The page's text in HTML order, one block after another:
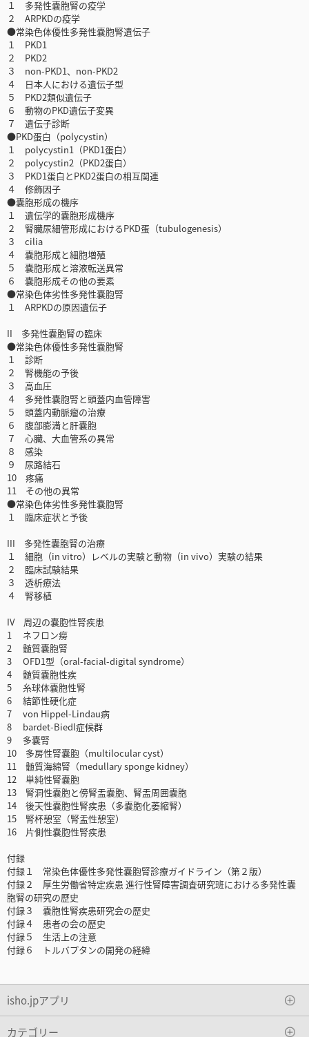
１ 多発性嚢胞腎の疫学
２ ARPKDの疫学
●常染色体優性多発性嚢胞腎遺伝子
１ PKD1
２ PKD2
３ non-PKD1、non-PKD2
４ 日本人における遺伝子型
５ PKD2類似遺伝子
６ 動物のPKD遺伝子変異
７ 遺伝子診断
●PKD蛋白（polycystin）
１ polycystin1（PKD1蛋白）
２ polycystin2（PKD2蛋白）
３ PKD1蛋白とPKD2蛋白の相互関連
４ 修飾因子
●嚢胞形成の機序
１ 遺伝学的嚢胞形成機序
２ 腎臓尿細管形成におけるPKD蛋（tubulogenesis）
３ cilia
４ 嚢胞形成と細胞増殖
５ 嚢胞形成と溶液転送異常
６ 嚢胞形成その他の要素
●常染色体劣性多発性嚢胞腎
１ ARPKDの原因遺伝子
II 多発性嚢胞腎の臨床
●常染色体優性多発性嚢胞腎
１ 診断
２ 腎機能の予後
３ 高血圧
４ 多発性嚢胞腎と頭蓋内血管障害
５ 頭蓋内動脈瘤の治療
６ 腹部膨満と肝嚢胞
７ 心臓、大血管系の異常
８ 感染
９ 尿路結石
10 疼痛
11 その他の異常
●常染色体劣性多発性嚢胞腎
１ 臨床症状と予後
III 多発性嚢胞腎の治療
１ 細胞（in vitro）レベルの実験と動物（in vivo）実験の結果
２ 臨床試験結果
３ 透析療法
４ 腎移植
IV 周辺の嚢胞性腎疾患
1 ネフロン癆
2 髄質嚢胞腎
3 OFD1型（oral-facial-digital syndrome）
4 髄質嚢胞性疾
5 糸球体嚢胞性腎
6 結節性硬化症
7 von Hippel-Lindau病
8 bardet-Biedl症候群
9 多嚢腎
10 多房性腎嚢胞（multilocular cyst）
11 髄質海綿腎（medullary sponge kidney）
12 単純性腎嚢胞
13 腎洞性嚢胞と傍腎盂嚢胞、腎盂周囲嚢胞
14 後天性嚢胞性腎疾患（多嚢胞化萎縮腎）
15 腎杯憩室（腎盂性憩室）
16 片側性嚢胞性腎疾患
付録
付録１ 常染色体優性多発性嚢胞腎診療ガイドライン（第２版）
付録２ 厚生労働省特定疾患 進行性腎障害調査研究班における多発性嚢
胞腎の研究の歴史
付録３ 嚢胞性腎疾患研究会の歴史
付録４ 患者の会の歴史
付録５ 生活上の注意
付録６ トルバプタンの開発の経緯
isho.jpアプリ
カテゴリー